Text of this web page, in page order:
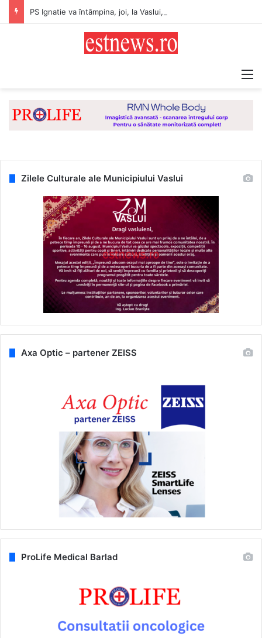
Zilele Culturale ale Municipiului Vaslui
Axa Optic – partener ZEISS
ProLife Medical Barlad